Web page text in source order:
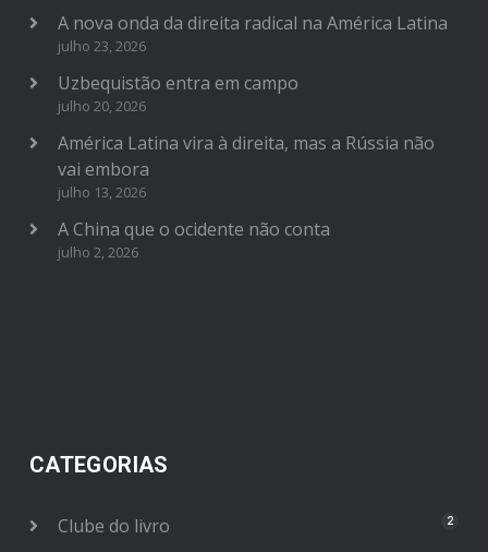
A nova onda da direita radical na América Latina
julho 23, 2026
Uzbequistão entra em campo
julho 20, 2026
América Latina vira à direita, mas a Rússia não
vai embora
julho 13, 2026
A China que o ocidente não conta
julho 2, 2026
CATEGORIAS
Clube do livro 2